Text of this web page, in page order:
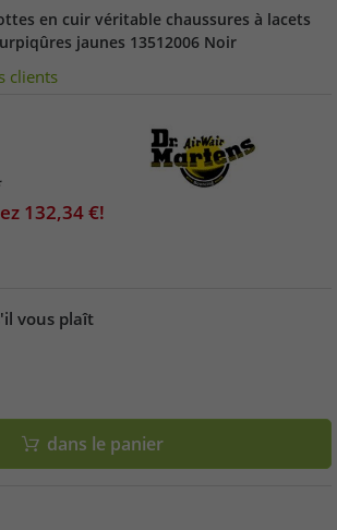
en cuir véritable chaussures à lacets
jaunes 13512006 Noir
clients
132,34€!
vous plaît
dans le panier